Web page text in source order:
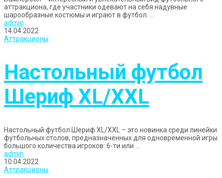
аттракциона, где участники одевают на себя надувные
шарообразные костюмы и играют в футбол. ...
admin
14.04.2022
Аттракционы
Настольный футбол
Шериф XL/XXL
Настольный футбол Шериф XL/XXL – это новинка среди линейки
футбольных столов, предназначенных для одновременной игры
большого количества игроков: 6-ти или ...
admin
10.04.2022
Аттракционы